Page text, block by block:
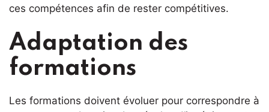
ces compétences afin de rester compétitives.
Adaptation des
formations
Les formations doivent évoluer pour correspondre à